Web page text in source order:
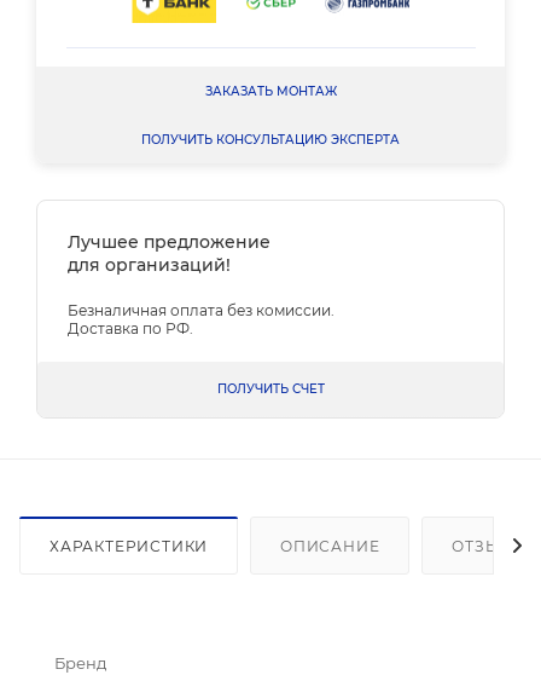
ЗАКАЗАТЬ МОНТАЖ
ПОЛУЧИТЬ КОНСУЛЬТАЦИЮ ЭКСПЕРТА
Лучшее предложение
для организаций!
Безналичная оплата без комиссии.
Доставка по РФ.
ПОЛУЧИТЬ СЧЕТ
ХАРАКТЕРИСТИКИ ОПИСАНИЕ ОТЗЫВЫ
Бренд